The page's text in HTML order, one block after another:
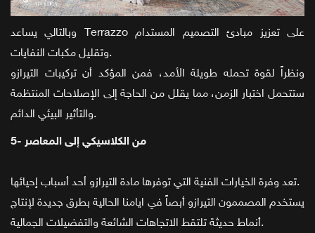
وبالتالي يساعد Terrazzo على تعزيز مبادئ التصميم المستدام
وتقليل مكبات النفايات.
ونظراً لقوة تحمله طويلة الأمد، فمن المؤكد أن تركيبات التيرازو
ستتحمل اختبار الزمن، مما يقلل من الحاجة إلى الإصلاحات المنتظمة
والتأثير البيئي الدائم.
5- من الكلاسيكي إلى المعاصر
تعد وفرة الخيارات الفنية التي توفرها مادة التيرازو أحد أسباب إحيائها.
يستخدم المصممون التيرازو أبصاً في ايامنا الحالية بطرق جديدة لإنتاج
أنماط حديثة تلتقط الاتجاهات الشائعة والتفضيلات الجمالية.